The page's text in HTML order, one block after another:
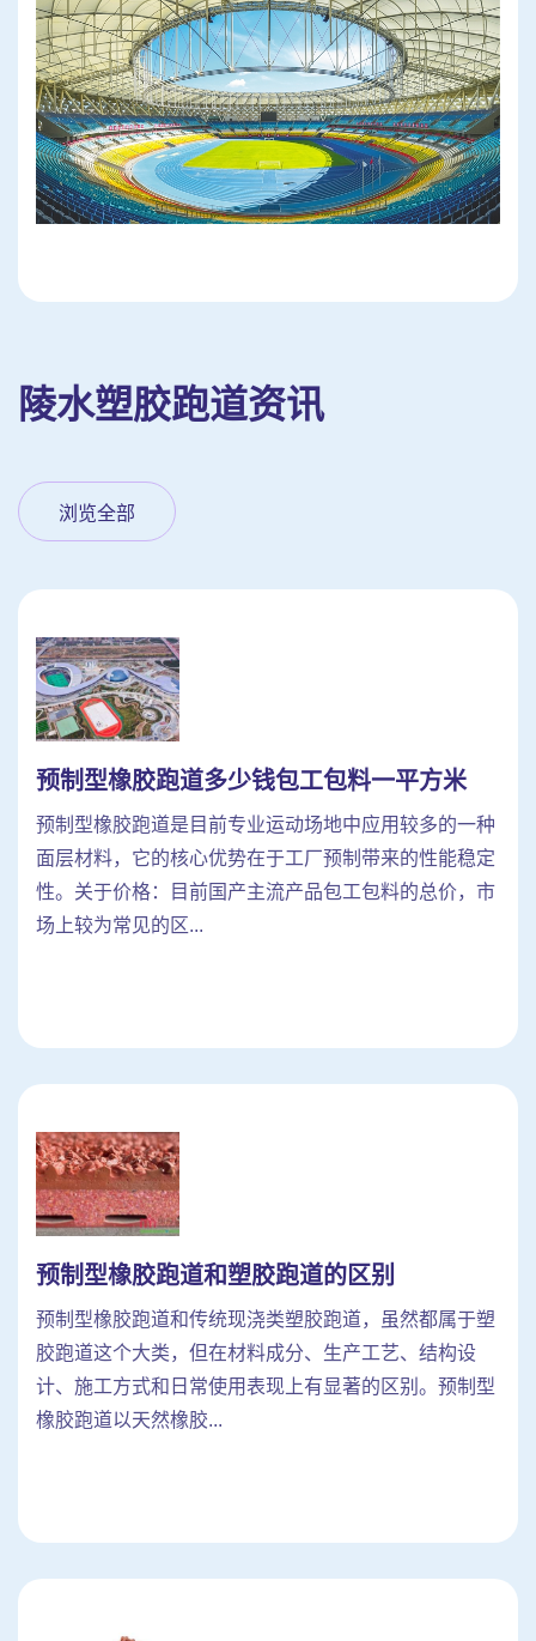
陵水塑胶跑道资讯
浏览全部
预制型橡胶跑道多少钱包工包料一平方米
预制型橡胶跑道是目前专业运动场地中应用较多的一种
面层材料，它的核心优势在于工厂预制带来的性能稳定
性。关于价格：目前国产主流产品包工包料的总价，市
场上较为常见的区...
预制型橡胶跑道和塑胶跑道的区别
预制型橡胶跑道和传统现浇类塑胶跑道，虽然都属于塑
胶跑道这个大类，但在材料成分、生产工艺、结构设
计、施工方式和日常使用表现上有显著的区别。预制型
橡胶跑道以天然橡胶...